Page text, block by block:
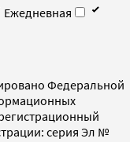
Ежедневная
Федеральной
серия Эл №